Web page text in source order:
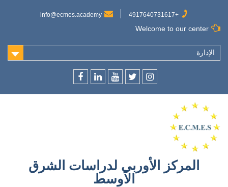
content
+4917640731617
info@ecmes.academy
Welcome to our center
الإدارة
المركز الأوربي لدراسات الشرق
الأوسط